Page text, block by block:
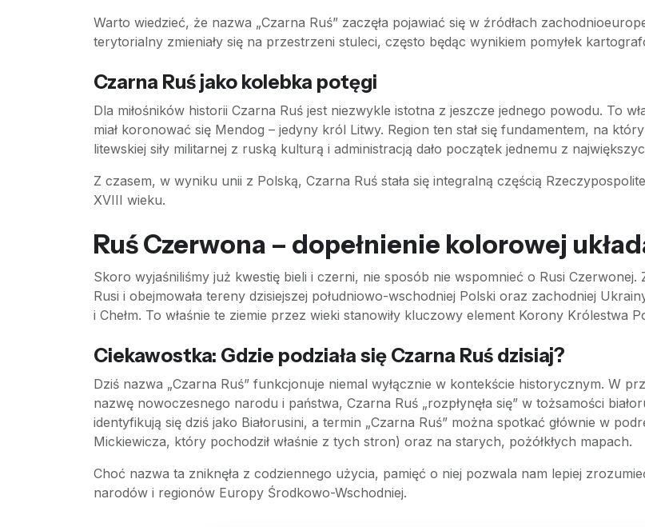
Warto wiedzieć, że nazwa „Czarna Ruś” zaczęła pojawiać się w źródłach
terytorialny zmieniały się na przestrzeni stuleci, często będąc wynikiem pomyłek
Czarna Ruś jako kolebka potęgi
Dla miłośników historii Czarna Ruś jest niezwykle istotna z jeszcze jednego powodu. To
miał koronować się Mendog – jedyny król Litwy. Region ten stał się fundamentem, na
litewskiej siły militarnej z ruską kulturą i administracją dało początek jednemu z
Z czasem, w wyniku unii z Polską, Czarna Ruś stała się integralną częścią
XVIII wieku.
Ruś Czerwona – dopełnienie kolorowej
Skoro wyjaśniliśmy już kwestię bieli i czerni, nie sposób nie wspomnieć o Rusi Czerwonej.
Rusi i obejmowała tereny dzisiejszej południowo-wschodniej Polski oraz zachodniej
i Chełm. To właśnie te ziemie przez wieki stanowiły kluczowy element Korony Królestwa
Ciekawostka: Gdzie podziała się Czarna Ruś dzisiaj?
Dziś nazwa „Czarna Ruś” funkcjonuje niemal wyłącznie w kontekście historycznym. W
nazwę nowoczesnego narodu i państwa, Czarna Ruś „rozpłynęła się” w tożsamości
identyfikują się dziś jako Białorusini, a termin „Czarna Ruś” można spotkać głównie w
Mickiewicza, który pochodził właśnie z tych stron) oraz na starych, pożółkłych mapach.
Choć nazwa ta zniknęła z codziennego użycia, pamięć o niej pozwala nam lepiej
narodów i regionów Europy Środkowo-Wschodniej.